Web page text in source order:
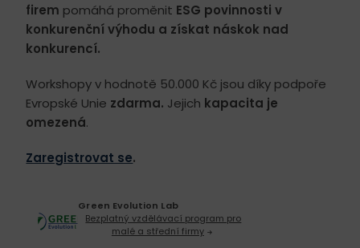
firem pomáhá proměnit ESG povinnosti v
konkurenční výhodu a získat náskok nad
konkurencí.
Workshopy v hodnotě 50.000 Kč jsou díky podpoře
Evropské Unie zdarma. Jejich kapacita je
omezená.
Zaregistrovat se.
Green Evolution Lab
Bezplatný vzdělávací program pro
malé a střední firmy